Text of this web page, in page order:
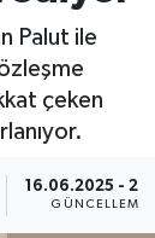
Palut ile
çeken
16.06.2025 -
GÜNCELLEME